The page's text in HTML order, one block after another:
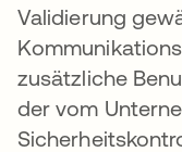
Validierung
zusätzliche
der vom